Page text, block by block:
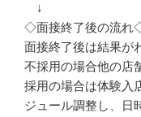
↓
◇面接終了後の流れ
面接終了後は結果が
不採用の場合他の店
採用の場合は体験入
ジュール調整し、日